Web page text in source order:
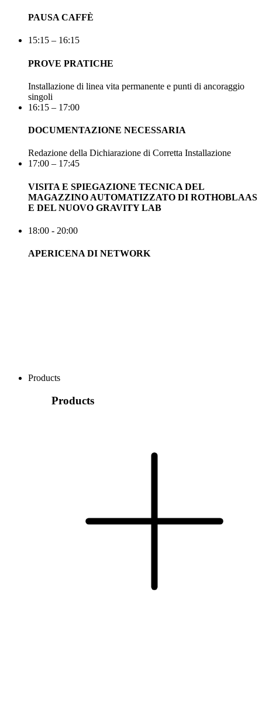
PAUSA CAFFÈ
15:15 – 16:15
PROVE PRATICHE
Installazione di linea vita permanente e punti di ancoraggio
singoli
16:15 – 17:00
DOCUMENTAZIONE NECESSARIA
Redazione della Dichiarazione di Corretta Installazione
17:00 – 17:45
VISITA E SPIEGAZIONE TECNICA DEL
MAGAZZINO AUTOMATIZZATO DI ROTHOBLAAS
E DEL NUOVO GRAVITY LAB
18:00 - 20:00
APERICENA DI NETWORK
Products
Products